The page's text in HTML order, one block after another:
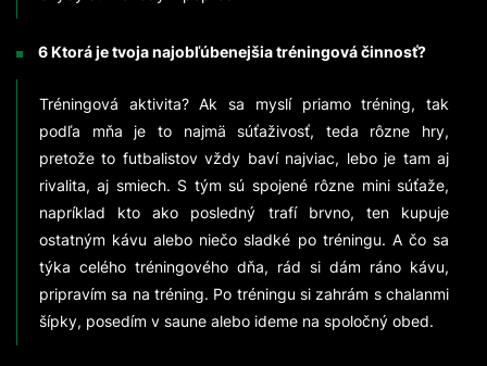
6 Ktorá je tvoja najobľúbenejšia tréningová činnosť?
Tréningová aktivita? Ak sa myslí priamo tréning, tak
podľa mňa je to najmä súťaživosť, teda rôzne hry,
pretože to futbalistov vždy baví najviac, lebo je tam aj
rivalita, aj smiech. S tým sú spojené rôzne mini súťaže,
napríklad kto ako posledný trafí brvno, ten kupuje
ostatným kávu alebo niečo sladké po tréningu. A čo sa
týka celého tréningového dňa, rád si dám ráno kávu,
pripravím sa na tréning. Po tréningu si zahrám s chalanmi
šípky, posedím v saune alebo ideme na spoločný obed.